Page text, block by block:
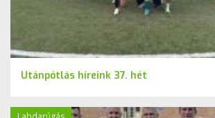
Utánpótlás híreink 37. hét